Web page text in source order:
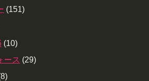
(151)
(10)
ース (29)